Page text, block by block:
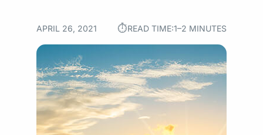
APRIL 26, 2021 ⏱︎READ TIME:1–2 MINUTES